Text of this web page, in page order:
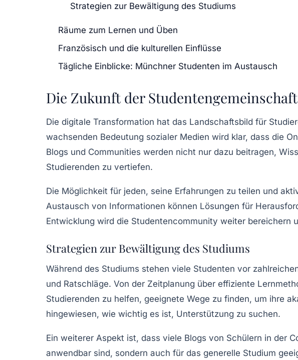
Strategien zur Bewältigung des Studiums
Räume zum Lernen und Üben
Französisch und die kulturellen Einflüsse
Tägliche Einblicke: Münchner Studenten im Austausch
Die Zukunft der
Die digitale Transformation hat das Landschaftsbild für
wachsenden Bedeutung sozialer Medien wird klar, dass die
Blogs und Communities werden nicht nur dazu beitragen,
Studierenden zu vertiefen.
Die Möglichkeit für jeden, seine Erfahrungen zu teilen und
Austausch von Informationen können Lösungen für
Entwicklung wird die Studentencommunity weiter bereichern
Strategien zur Bewältigung des Studiums
Während des Studiums stehen viele Studenten vor
und Ratschläge. Von der Zeitplanung über effiziente
Studierenden zu helfen, geeignete Wege zu finden, um ihre
hingewiesen, wie wichtig es ist, Unterstützung zu suchen.
Ein weiterer Aspekt ist, dass viele Blogs von Schülern in der
anwendbar sind, sondern auch für das generelle Studium